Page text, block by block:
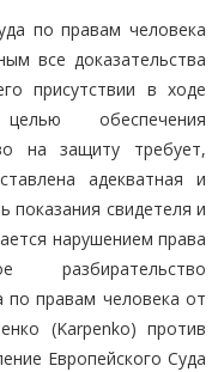
по правам человека
все доказательства
присутствии в ходе
обеспечения
на защиту требует,
адекватная и
свидетеля и
нарушением права
разбирательство
по правам человека от
(Karpenko) против
Европейского Суда